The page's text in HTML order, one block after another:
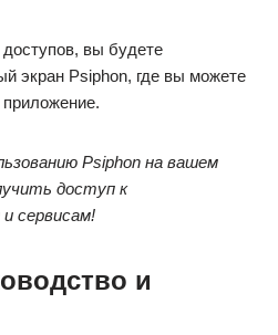
вы будете
экран Psiphon, где вы можете
приложение.
Psiphon на вашем
доступ к
сервисам!
и